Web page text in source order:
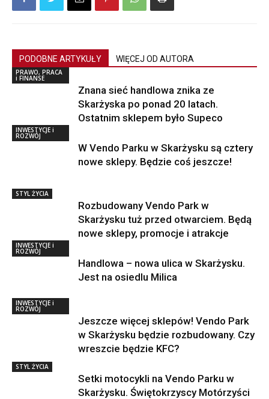
PODOBNE ARTYKUŁY WIĘCEJ OD AUTORA
PRAWO, PRACA
i FINANSE
Znana sieć handlowa znika ze
Skarżyska po ponad 20 latach.
Ostatnim sklepem było Supeco
INWESTYCJE i
ROZWÓJ
W Vendo Parku w Skarżysku są cztery
nowe sklepy. Będzie coś jeszcze!
STYL ŻYCIA
Rozbudowany Vendo Park w
Skarżysku tuż przed otwarciem. Będą
nowe sklepy, promocje i atrakcje
INWESTYCJE i
ROZWÓJ
Handlowa – nowa ulica w Skarżysku.
Jest na osiedlu Milica
INWESTYCJE i
ROZWÓJ
Jeszcze więcej sklepów! Vendo Park
w Skarżysku będzie rozbudowany. Czy
wreszcie będzie KFC?
STYL ŻYCIA
Setki motocykli na Vendo Parku w
Skarżysku. Świętokrzyscy Motórzyści